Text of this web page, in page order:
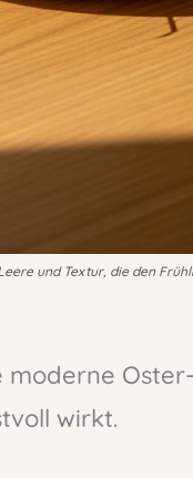
und Textur, die den
moderne
wirkt.